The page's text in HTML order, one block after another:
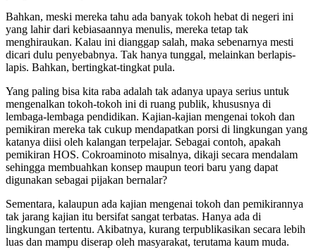
Bahkan, meski mereka tahu ada banyak tokoh hebat di negeri ini
yang lahir dari kebiasaannya menulis, mereka tetap tak
menghiraukan. Kalau ini dianggap salah, maka sebenarnya mesti
dicari dulu penyebabnya. Tak hanya tunggal, melainkan berlapis-
lapis. Bahkan, bertingkat-tingkat pula.
Yang paling bisa kita raba adalah tak adanya upaya serius untuk
mengenalkan tokoh-tokoh ini di ruang publik, khususnya di
lembaga-lembaga pendidikan. Kajian-kajian mengenai tokoh dan
pemikiran mereka tak cukup mendapatkan porsi di lingkungan yang
katanya diisi oleh kalangan terpelajar. Sebagai contoh, apakah
pemikiran HOS. Cokroaminoto misalnya, dikaji secara mendalam
sehingga membuahkan konsep maupun teori baru yang dapat
digunakan sebagai pijakan bernalar?
Sementara, kalaupun ada kajian mengenai tokoh dan pemikirannya
tak jarang kajian itu bersifat sangat terbatas. Hanya ada di
lingkungan tertentu. Akibatnya, kurang terpublikasikan secara lebih
luas dan mampu diserap oleh masyarakat, terutama kaum muda.